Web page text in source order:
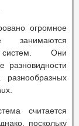
огромное
занимаются
систем. Они
разновидности
считается
поскольку